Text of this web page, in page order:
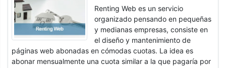
Renting Web es un servicio
organizado pensando en pequeñas
y medianas empresas, consiste en
el diseño y mantenimiento de
páginas web abonadas en cómodas cuotas. La idea es
abonar mensualmente una cuota similar a la que pagaría por